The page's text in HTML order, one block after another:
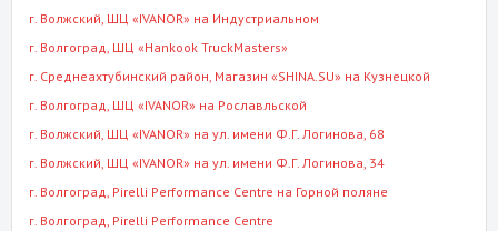
г. Волжский, ШЦ «IVANOR» на Индустриальном
г. Волгоград, ШЦ «Hankook TruckMasters»
г. Среднеахтубинский район, Магазин «SHINA.SU» на Кузнецкой
г. Волгоград, ШЦ «IVANOR» на Рославльской
г. Волжский, ШЦ «IVANOR» на ул. имени Ф.Г. Логинова, 68
г. Волжский, ШЦ «IVANOR» на ул. имени Ф.Г. Логинова, 34
г. Волгоград, Pirelli Performance Centre на Горной поляне
г. Волгоград, Pirelli Performance Centre